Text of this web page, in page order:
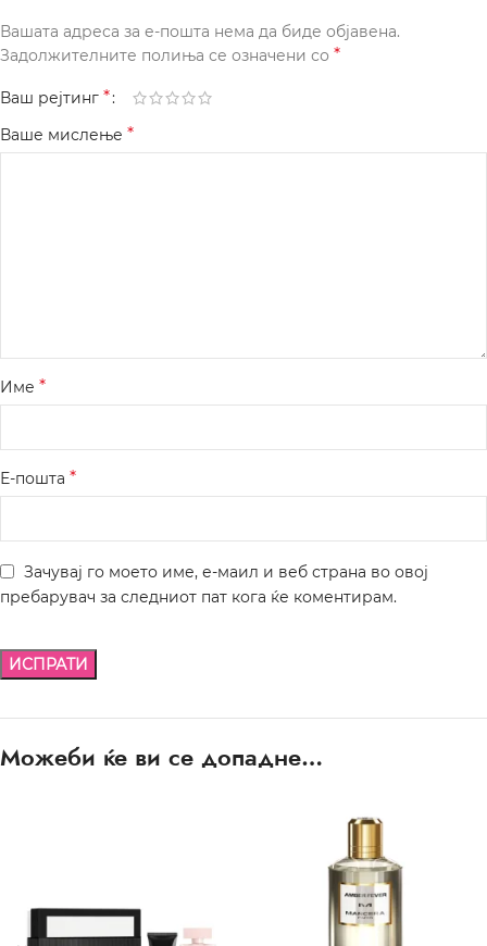
Вашата адреса за е-пошта нема да биде објавена.
Задолжителните полиња се означени со *
Ваш рејтинг *
Ваше мислење *
Име *
Е-пошта *
Зачувај го моето име, е-маил и веб страна во овој
пребарувач за следниот пат кога ќе коментирам.
Можеби ќе ви се допадне…